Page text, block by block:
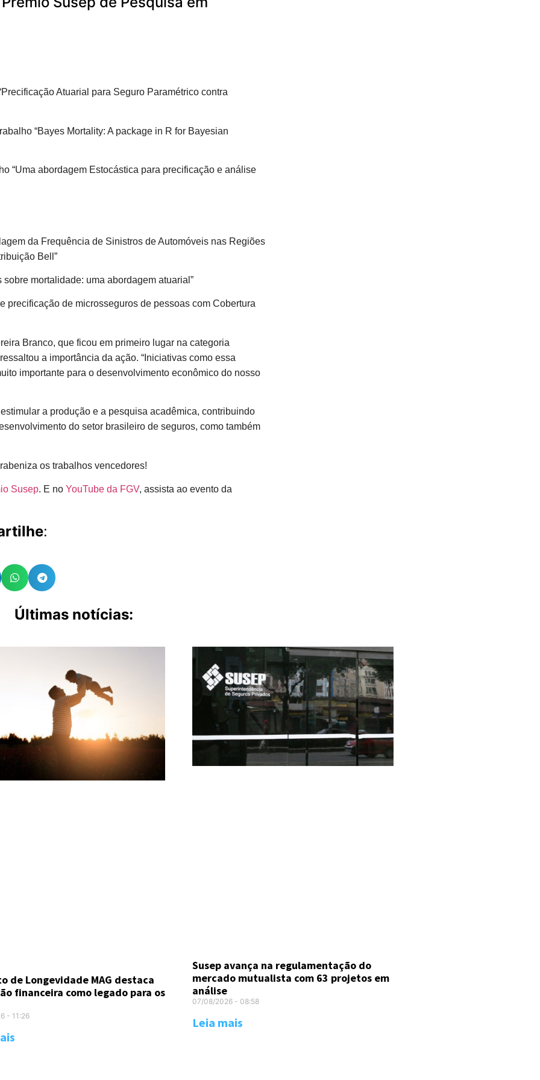
Atuarial para Seguro Paramétrico contra
“Bayes Mortality: A package in R for Bayesian
“Uma abordagem Estocástica para precificação e análise
da Frequência de Sinistros de Automóveis nas Regiões
Bell”
mortalidade: uma abordagem atuarial”
precificação de microsseguros de pessoas com Cobertura
Branco, que ficou em primeiro lugar na categoria
a importância da ação. “Iniciativas como essa
importante para o desenvolvimento econômico do nosso
a produção e a pesquisa acadêmica, contribuindo
do setor brasileiro de seguros, como também
os trabalhos vencedores!
Susep. E no YouTube da FGV, assista ao evento da
:
Últimas notícias:
de Longevidade MAG destaca
financeira como legado para os
11:26
Susep avança na regulamentação do
mercado mutualista com 63 projetos em
análise
07/08/2026 08:58
Leia mais